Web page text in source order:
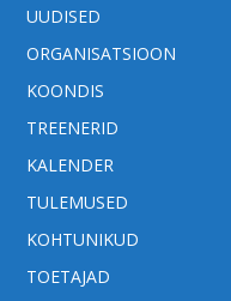
UUDISED
ORGANISATSIOON
KOONDIS
TREENERID
KALENDER
TULEMUSED
KOHTUNIKUD
TOETAJAD